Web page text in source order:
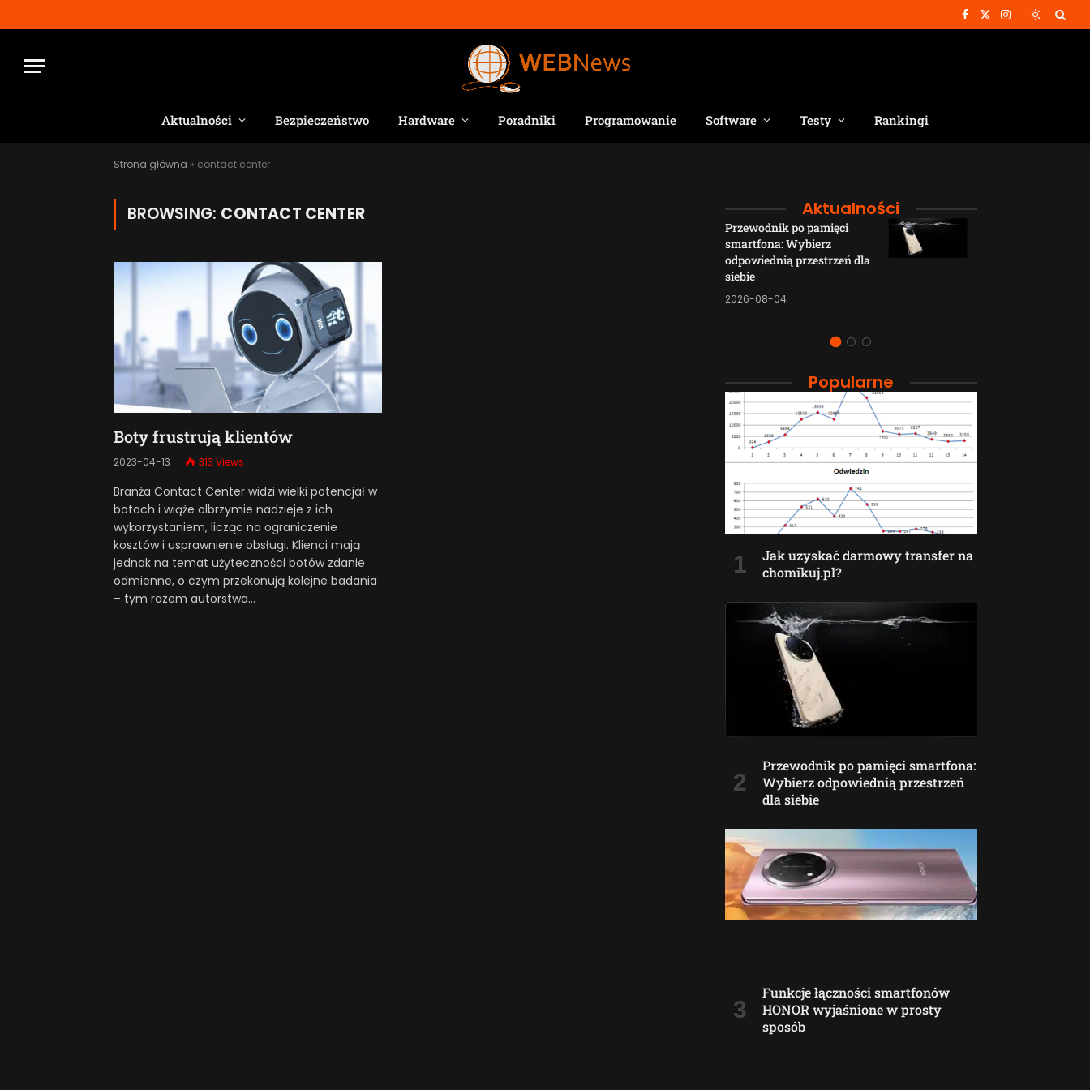
Facebook
X
Instagram
Aktualności Bezpieczeństwo Hardware Poradniki Programowanie Software Testy Rankingi
Strona główna » contact center
BROWSING: CONTACT CENTER
Boty frustrują klientów
2023-04-13 313 Views
Branża Contact Center widzi wielki potencjał w
botach i wiąże olbrzymie nadzieje z ich
wykorzystaniem, licząc na ograniczenie
kosztów i usprawnienie obsługi. Klienci mają
jednak na temat użyteczności botów zdanie
odmienne, o czym przekonują kolejne badania
– tym razem autorstwa…
Aktualności
Przewodnik po pamięci
smartfona: Wybierz
odpowiednią przestrzeń dla
siebie
2026-08-04
Popularne
Jak uzyskać darmowy transfer na
chomikuj.pl?
Przewodnik po pamięci smartfona:
Wybierz odpowiednią przestrzeń
dla siebie
Funkcje łączności smartfonów
HONOR wyjaśnione w prosty
sposób